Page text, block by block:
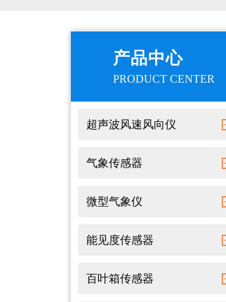
产品中心
PRODUCT CENTER
超声波风速风向仪
气象传感器
微型气象仪
能见度传感器
百叶箱传感器